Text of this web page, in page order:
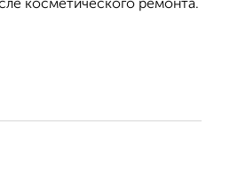
косметического ремонта.